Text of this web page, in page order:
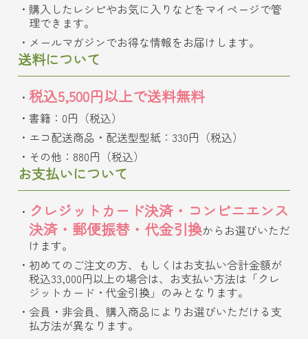
購入したレシピやお気に入りなどをマイページで管
理できます。
メールマガジンでお得な情報をお届けします。
送料について
税込5,500円以上で送料無料
書籍：0円（税込）
エコ配送商品・配送型型紙：330円（税込）
その他：880円（税込）
お支払いについて
クレジットカード決済・コンビニエンス
決済・郵便振替・代金引換からお選びいただ
けます。
初めてのご注文の方、もしくはお支払い合計金額が
税込33,000円以上の場合は、お支払い方法は「クレ
ジットカード・代金引換」のみとなります。
会員・非会員、購入商品によりお選びいただける支
払方法が異なります。